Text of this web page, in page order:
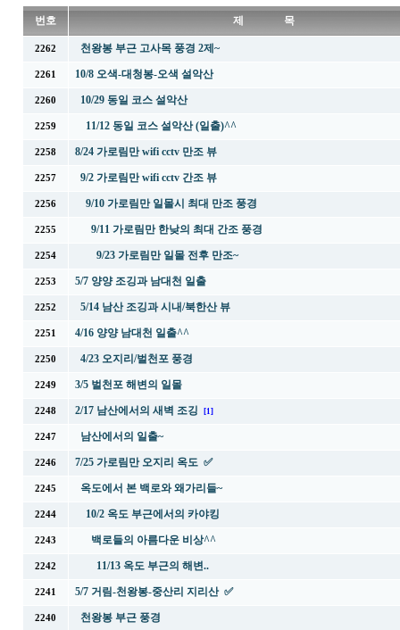
번호 제 목
2262 천왕봉 부근 고사목 풍경 2제~
2261 10/8 오색-대청봉-오색 설악산
2260 10/29 동일 코스 설악산
2259 11/12 동일 코스 설악산 (일출)^^
2258 8/24 가로림만 wifi cctv 만조 뷰
2257 9/2 가로림만 wifi cctv 간조 뷰
2256 9/10 가로림만 일몰시 최대 만조 풍경
2255 9/11 가로림만 한낮의 최대 간조 풍경
2254 9/23 가로림만 일몰 전후 만조~
2253 5/7 양양 조깅과 남대천 일출
2252 5/14 남산 조깅과 시내/북한산 뷰
2251 4/16 양양 남대천 일출^^
2250 4/23 오지리/벌천포 풍경
2249 3/5 벌천포 해변의 일몰
2248 2/17 남산에서의 새벽 조깅 [1]
2247 남산에서의 일출~
2246 7/25 가로림만 오지리 옥도 ✅
2245 옥도에서 본 백로와 왜가리들~
2244 10/2 옥도 부근에서의 카야킹
2243 백로들의 아름다운 비상^^
2242 11/13 옥도 부근의 해변..
2241 5/7 거림-천왕봉-중산리 지리산 ✅
2240 천왕봉 부근 풍경